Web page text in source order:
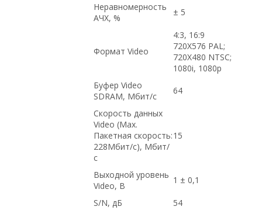
Неравномерность
АЧХ, %
± 5
Формат Video
4:3, 16:9
720X576 PAL;
720X480 NTSC;
1080i, 1080p
Буфер Video
SDRAM, Мбит/с
64
Скорость данных
Video (Max.
Пакетная скорость:
228Мбит/с), Мбит/
с
15
Выходной уровень
Video, В
1 ± 0,1
S/N, дБ
54